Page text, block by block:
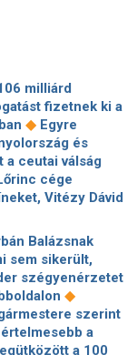
milliárd
fizetnek ki a
◆ Egyre
és
a ceutai válság
cége
Vitézy Dávid
felmondja a
így költik
uniós
ivóvíztárolók
is komoly
Balázsnak
sem sikerült,
szégyenérzetet
◆
szerint
a
a 100